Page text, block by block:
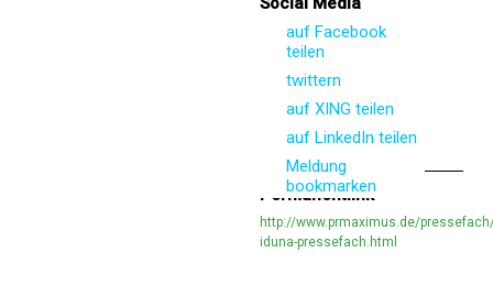
auf Facebook
teilen
twittern
auf XING teilen
auf LinkedIn teilen
Meldung
bookmarken
Permanentlink
http://www.prmaximus.de/
iduna-pressefach.html